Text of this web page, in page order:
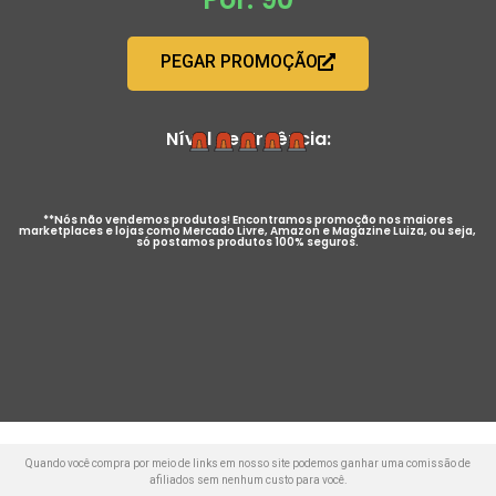
PEGAR PROMOÇÃO
Nível de Urgência:
**Nós não vendemos produtos! Encontramos promoção nos maiores
marketplaces e lojas como Mercado Livre, Amazon e Magazine Luiza, ou seja,
só postamos produtos 100% seguros.
Quando você compra por meio de links em nosso site podemos ganhar uma comissão de
afiliados sem nenhum custo para você.